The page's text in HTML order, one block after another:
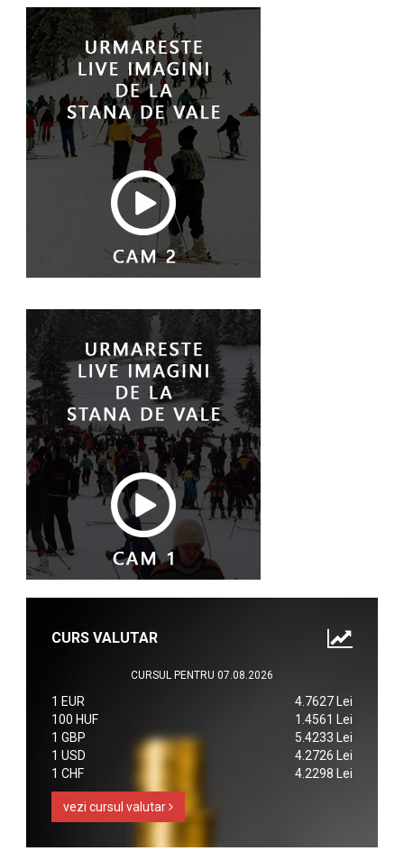
CURS VALUTAR
CURSUL PENTRU 07.08.2026
1 EUR
4.7627 Lei
100 HUF
1.4561 Lei
1 GBP
5.4233 Lei
1 USD
4.2726 Lei
1 CHF
4.2298 Lei
vezi cursul valutar